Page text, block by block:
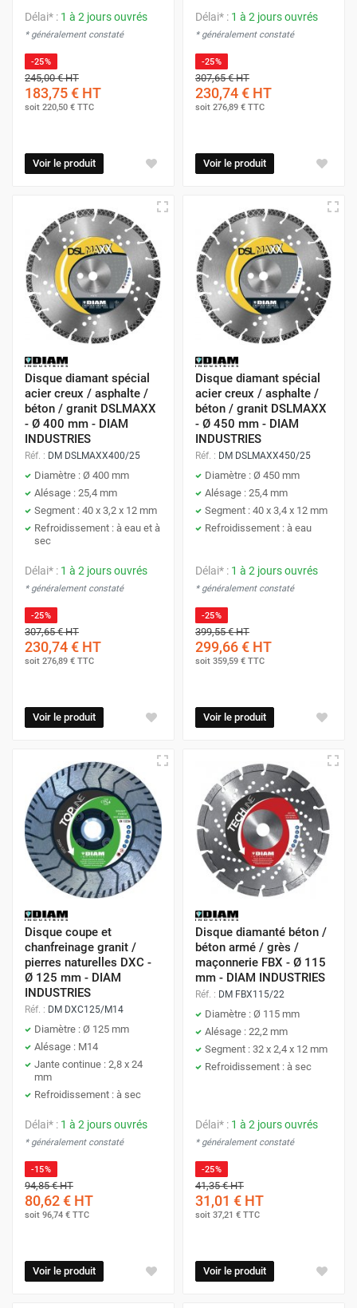
Délai* : 1 à 2 jours ouvrés
* généralement constaté
-25%
245,00 €HT
183,75 € HT
soit 220,50 € TTC
Voir le produit
Délai* : 1 à 2 jours ouvrés
* généralement constaté
-25%
307,65 €HT
230,74 € HT
soit 276,89 € TTC
Voir le produit
Disque diamant spécial
acier creux / asphalte /
béton / granit DSLMAXX
- Ø 400 mm - DIAM
INDUSTRIES
Réf. : DM DSLMAXX400/25
Diamètre : Ø 400 mm
Alésage : 25,4 mm
Segment : 40 x 3,2 x 12 mm
Refroidissement : à eau et à
sec
Délai* : 1 à 2 jours ouvrés
* généralement constaté
-25%
307,65 €HT
230,74 € HT
soit 276,89 € TTC
Voir le produit
Disque diamant spécial
acier creux / asphalte /
béton / granit DSLMAXX
- Ø 450 mm - DIAM
INDUSTRIES
Réf. : DM DSLMAXX450/25
Diamètre : Ø 450 mm
Alésage : 25,4 mm
Segment : 40 x 3,4 x 12 mm
Refroidissement : à eau
Délai* : 1 à 2 jours ouvrés
* généralement constaté
-25%
399,55 €HT
299,66 € HT
soit 359,59 € TTC
Voir le produit
Disque coupe et
chanfreinage granit /
pierres naturelles DXC -
Ø 125 mm - DIAM
INDUSTRIES
Réf. : DM DXC125/M14
Diamètre : Ø 125 mm
Alésage : M14
Jante continue : 2,8 x 24
mm
Refroidissement : à sec
Délai* : 1 à 2 jours ouvrés
* généralement constaté
-15%
94,85 €HT
80,62 € HT
soit 96,74 € TTC
Voir le produit
Disque diamanté béton /
béton armé / grès /
maçonnerie FBX - Ø 115
mm - DIAM INDUSTRIES
Réf. : DM FBX115/22
Diamètre : Ø 115 mm
Alésage : 22,2 mm
Segment : 32 x 2,4 x 12 mm
Refroidissement : à sec
Délai* : 1 à 2 jours ouvrés
* généralement constaté
-25%
41,35 €HT
31,01 € HT
soit 37,21 € TTC
Voir le produit